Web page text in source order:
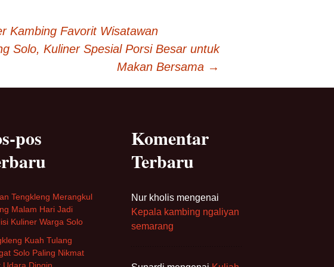
Kambing Favorit Wisatawan
Solo, Kuliner Spesial Porsi Besar untuk
Makan Bersama →
pos
Tengkleng Merangkul
Malam Hari Jadi
Kuliner Warga Solo
Kuah Tulang
Solo Paling Nikmat
Komentar
Terbaru
Nur kholis mengenai
Kepala kambing ngaliyan
semarang